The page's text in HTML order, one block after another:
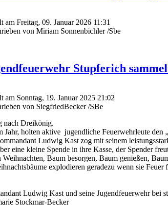
am Freitag, 09. Januar 2026 11:31
von Miriam Sonnenbichler /Sbe
Stupferich
am Sonntag, 19. Januar 2025 21:02
von SiegfriedBecker /SBe
nach Dreikönig.
Jahr, holten aktive jugendliche Feuerwehrleute den
Ludwig Kast zog mit seinem
eine kleine Spende in ihre Kasse, der Spender
Weihnachten, Baum besorgen, Baum genießen,
explodieren geradezu wenn sie Feuer
Ludwig Kast und seine Jugendfeuerwehr bei
Stockmar-Becker